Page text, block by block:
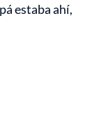
estaba ahí,